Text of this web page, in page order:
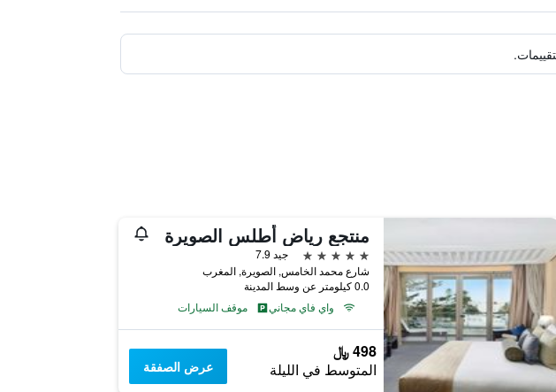
منتجع رياض أطلس الصويرة
5 نجوم
جيد 7.9
شارع محمد الخامس, الصويرة, المغرب
0.0 كيلومتر عن وسط المدينة
واي فاي مجاني
موقف السيارات
498 ﷼
المتوسط في الليلة عرض الصفقة